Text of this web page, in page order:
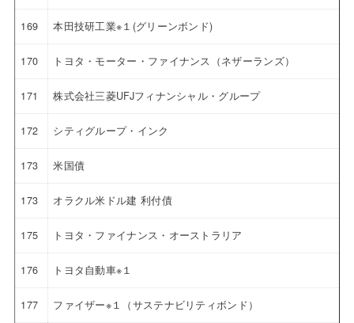
169 本田技研工業※１(グリーンボンド)
170 トヨタ・モーター・ファイナンス（ネザーランズ）
171 株式会社三菱UFJフィナンシャル・グループ
172 シティグループ・インク
173 米国債
173 オラクル米ドル建 利付債
175 トヨタ・ファイナンス・オーストラリア
176 トヨタ自動車※１
177 ファイザー※１（サステナビリティボンド）